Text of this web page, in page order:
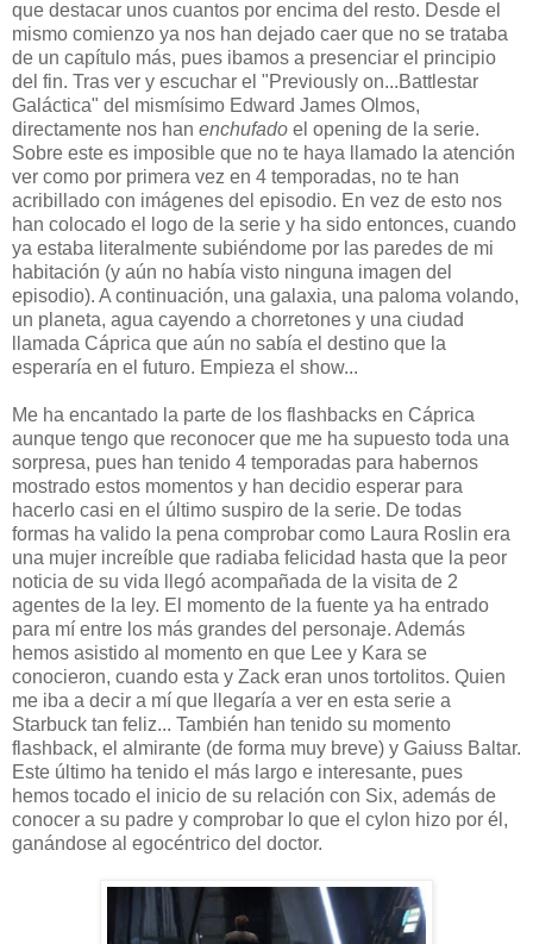
que destacar unos cuantos por encima del resto. Desde el
mismo comienzo ya nos han dejado caer que no se trataba
de un capítulo más, pues ibamos a presenciar el principio
del fin. Tras ver y escuchar el "Previously on...Battlestar
Galáctica" del mismísimo Edward James Olmos,
directamente nos han enchufado el opening de la serie.
Sobre este es imposible que no te haya llamado la atención
ver como por primera vez en 4 temporadas, no te han
acribillado con imágenes del episodio. En vez de esto nos
han colocado el logo de la serie y ha sido entonces, cuando
ya estaba literalmente subiéndome por las paredes de mi
habitación (y aún no había visto ninguna imagen del
episodio). A continuación, una galaxia, una paloma volando,
un planeta, agua cayendo a chorretones y una ciudad
llamada Cáprica que aún no sabía el destino que la
esperaría en el futuro. Empieza el show...
Me ha encantado la parte de los flashbacks en Cáprica
aunque tengo que reconocer que me ha supuesto toda una
sorpresa, pues han tenido 4 temporadas para habernos
mostrado estos momentos y han decidio esperar para
hacerlo casi en el último suspiro de la serie. De todas
formas ha valido la pena comprobar como Laura Roslin era
una mujer increíble que radiaba felicidad hasta que la peor
noticia de su vida llegó acompañada de la visita de 2
agentes de la ley. El momento de la fuente ya ha entrado
para mí entre los más grandes del personaje. Además
hemos asistido al momento en que Lee y Kara se
conocieron, cuando esta y Zack eran unos tortolitos. Quien
me iba a decir a mí que llegaría a ver en esta serie a
Starbuck tan feliz... También han tenido su momento
flashback, el almirante (de forma muy breve) y Gaiuss Baltar.
Este último ha tenido el más largo e interesante, pues
hemos tocado el inicio de su relación con Six, además de
conocer a su padre y comprobar lo que el cylon hizo por él,
ganándose al egocéntrico del doctor.